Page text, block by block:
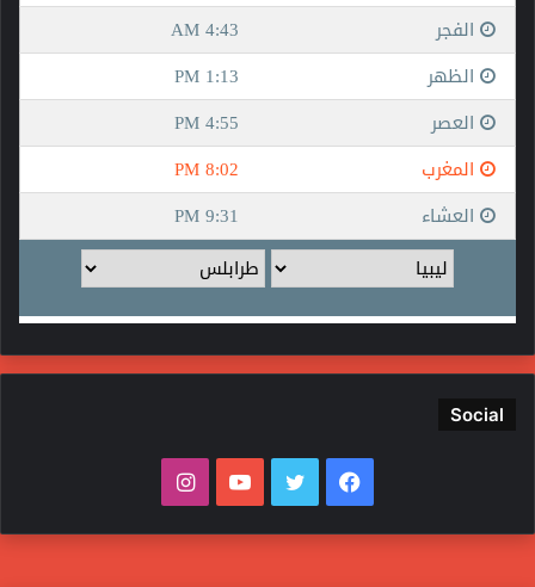
Social
فيسبوك تويتر يوتيوبانستقرام